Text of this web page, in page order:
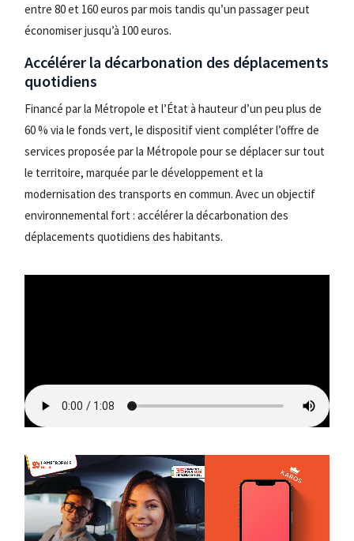
entre 80 et 160 euros par mois tandis qu’un passager peut
économiser jusqu’à 100 euros.
Accélérer la décarbonation des déplacements
quotidiens
Financé par la Métropole et l’État à hauteur d’un peu plus de
60 % via le fonds vert, le dispositif vient compléter l’offre de
services proposée par la Métropole pour se déplacer sur tout
le territoire, marquée par le développement et la
modernisation des transports en commun. Avec un objectif
environnemental fort : accélérer la décarbonation des
déplacements quotidiens des habitants.